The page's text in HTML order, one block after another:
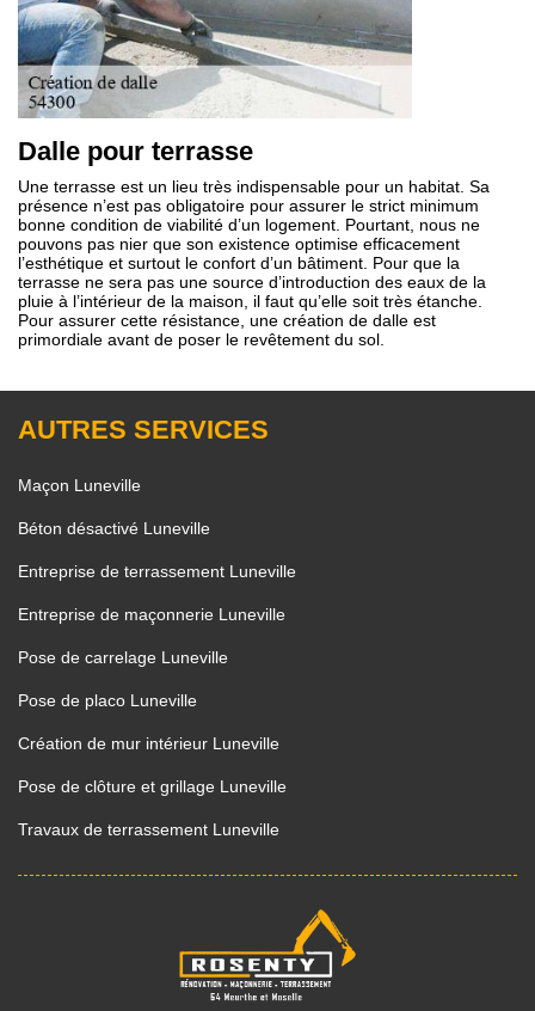
Dalle pour terrasse
Une terrasse est un lieu très indispensable pour un habitat. Sa
présence n’est pas obligatoire pour assurer le strict minimum
bonne condition de viabilité d’un logement. Pourtant, nous ne
pouvons pas nier que son existence optimise efficacement
l’esthétique et surtout le confort d’un bâtiment. Pour que la
terrasse ne sera pas une source d’introduction des eaux de la
pluie à l’intérieur de la maison, il faut qu’elle soit très étanche.
Pour assurer cette résistance, une création de dalle est
primordiale avant de poser le revêtement du sol.
AUTRES SERVICES
Maçon Luneville
Béton désactivé Luneville
Entreprise de terrassement Luneville
Entreprise de maçonnerie Luneville
Pose de carrelage Luneville
Pose de placo Luneville
Création de mur intérieur Luneville
Pose de clôture et grillage Luneville
Travaux de terrassement Luneville